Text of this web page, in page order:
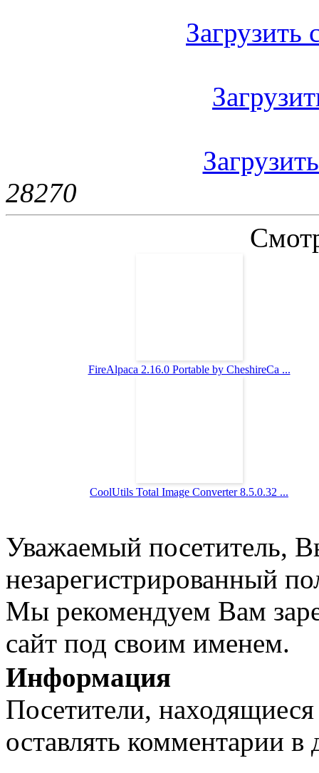
Загрузить
28270
FireAlpaca 2.16.0 Portable by CheshireCa ...
CoolUtils Total Image Converter 8.5.0.32 ...
Уважаемый посетитель,
незарегистрированный
Мы рекомендуем Вам
сайт под своим именем.
Информация
Посетители,
оставлять комментарии в